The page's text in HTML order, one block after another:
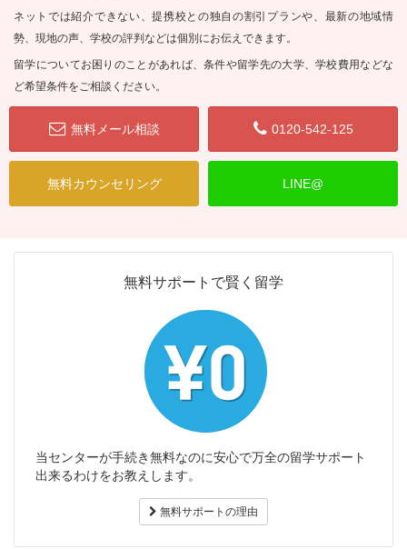
ネットでは紹介できない、提携校との独自の割引プランや、最新の地域情
勢、現地の声、学校の評判などは個別にお伝えできます。
留学についてお困りのことがあれば、条件や留学先の大学、学校費用などな
ど希望条件をご相談ください。
無料メール相談 0120-542-125
無料カウンセリング LINE@
無料サポートで賢く留学
当センターが手続き無料なのに安心で万全の留学サポート
出来るわけをお教えします。
無料サポートの理由